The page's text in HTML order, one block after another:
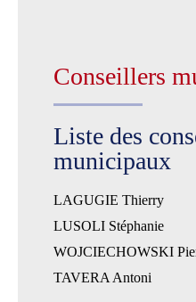
Conseillers
Liste des
municipaux
LAGUGIE Thierry
LUSOLI Stéphanie
WOJCIECHOWSKI
TAVERA Antoni